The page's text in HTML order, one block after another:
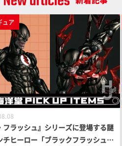
ュア
フラッシュ』シリーズに登場する謎
チヒーロー「ブラックフラッシュ」